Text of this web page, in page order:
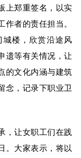
上郑重签名，以实
作者的责任担当。
城楼，欣赏沿途风
遗等有关情况，让
的文化内涵与建筑
念，记录下职业卫
，让女职工们在践
。大家表示，将以